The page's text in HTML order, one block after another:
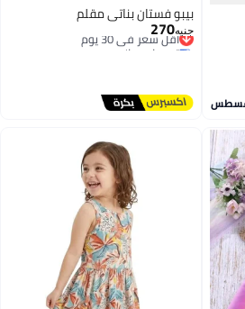
بيبو فستان بناتي مقلم
جنيه270
أقل سعر في 30 يوم
توصيل مجاني
أقل سعر في 30 يوم